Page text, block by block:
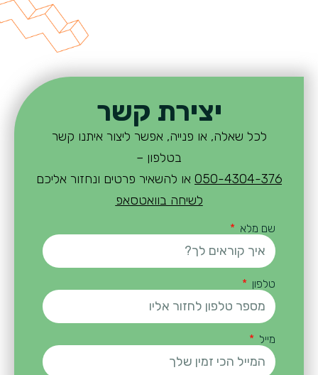
יצירת קשר
לכל שאלה, או פנייה, אפשר ליצור איתנו קשר
בטלפון –
050-4304-376 או להשאיר פרטים ונחזור אליכם
לשיחה בוואטסאפ
שם מלא
טלפון
מייל